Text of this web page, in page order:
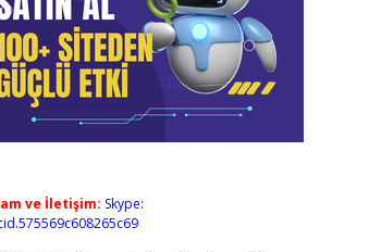
ve İletişim: Skype: